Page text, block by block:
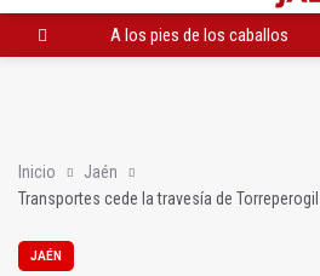
A los pies de los caballos
Inicio
Jaén
Transportes cede la travesía de
JAÉN